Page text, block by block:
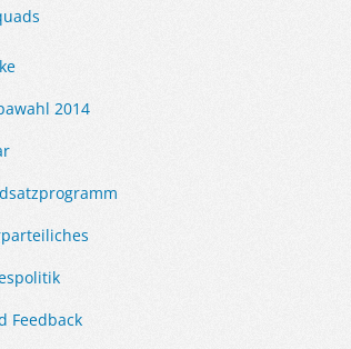
2014
Feedback